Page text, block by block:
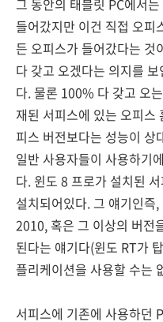
그 동안의 태블릿 PC에서
들어갔지만 이건 직접 오피
든 오피스가 들어갔다는 것
다 갖고 오겠다는 의지를
다. 물론 100% 다 갖고 오
재된 서피스에 있는 오피스
피스 버전보다는 성능이 상
일반 사용자들이 사용하기
다. 윈도 8 프로가 설치된
설치되어있다. 그 얘기인즉
2010, 혹은 그 이상의 버전
된다는 얘기다(윈도 RT가
플리케이션을 사용할 수는
서피스에 기존에 사용하던